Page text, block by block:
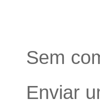
Sem
Enviar